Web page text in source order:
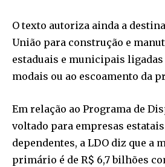
O texto autoriza ainda a
União para construção e
estaduais e municipais ligadas
modais ou ao escoamento da
Em relação ao Programa de
voltado para empresas
dependentes, a LDO diz que a
primário é de R$ 6,7 bilhões